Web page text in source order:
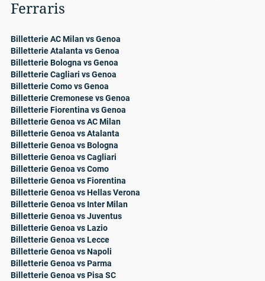
Ferraris
Billetterie AC Milan vs Genoa
Billetterie Atalanta vs Genoa
Billetterie Bologna vs Genoa
Billetterie Cagliari vs Genoa
Billetterie Como vs Genoa
Billetterie Cremonese vs Genoa
Billetterie Fiorentina vs Genoa
Billetterie Genoa vs AC Milan
Billetterie Genoa vs Atalanta
Billetterie Genoa vs Bologna
Billetterie Genoa vs Cagliari
Billetterie Genoa vs Como
Billetterie Genoa vs Fiorentina
Billetterie Genoa vs Hellas Verona
Billetterie Genoa vs Inter Milan
Billetterie Genoa vs Juventus
Billetterie Genoa vs Lazio
Billetterie Genoa vs Lecce
Billetterie Genoa vs Napoli
Billetterie Genoa vs Parma
Billetterie Genoa vs Pisa SC